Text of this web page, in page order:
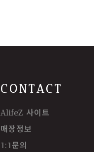
CONTACT
AlifeZ 사이트
매장정보
1:1문의